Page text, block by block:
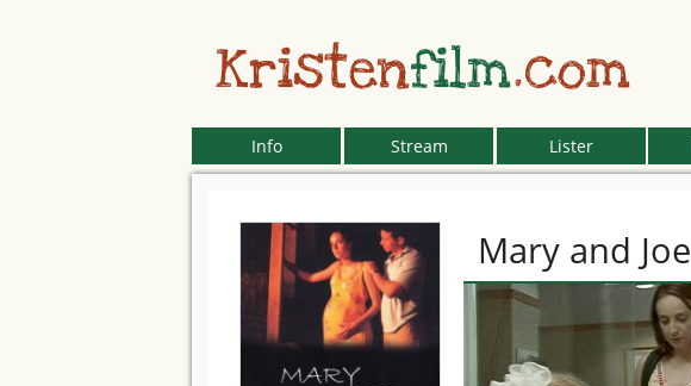
Kristenfilm.com
Info Stream Lister
Mary and Joe